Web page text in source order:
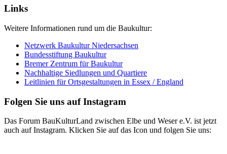
Links
Weitere Informationen rund um die Baukultur:
Netzwerk Baukultur Niedersachsen
Bundesstiftung Baukultur
Bremer Zentrum für Baukultur
Nachhaltige Siedlungen und Quartiere
Leitlinien für Ortsgestaltungen in Essex / England
Folgen Sie uns auf Instagram
Das Forum BauKulturLand zwischen Elbe und Weser e.V. ist jetzt
auch auf Instagram. Klicken Sie auf das Icon und folgen Sie uns: